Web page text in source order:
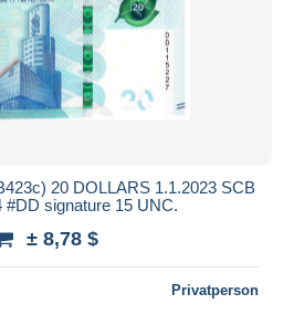
20 DOLLARS 1.1.2023 SCB
#DD signature 15 UNC.
± 8,78 $
Privatperson